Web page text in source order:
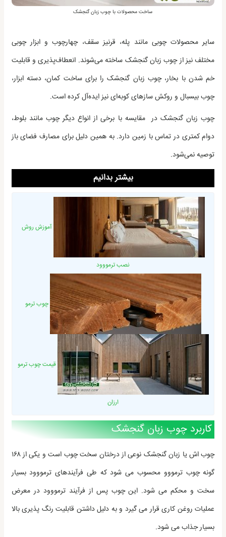
ساخت محصولات با چوب زبان گنجشک
سایر محصولات چوبی مانند پله، قرنیز سقف، چهارچوب و ابزار چوبی
مختلف نیز از چوب زبان گنجشک ساخته می‌شوند. انعطاف‌پذیری و قابلیت
خم شدن با بخار، چوب زبان گنجشک را برای ساخت کمان، دسته ابزار،
چوب بیسبال و روکش سازهای کوبه‌ای نیز ایده‌آل کرده است.
چوب زبان گنجشک در مقایسه با برخی از انواع دیگر چوب مانند بلوط،
دوام کمتری در تماس با زمین دارد. به همین دلیل برای مصارف فضای باز
توصیه نمی‌شود.
بیشتر بدانیم
آموزش روش
نصب ترمووود
چوب ترمو
قیمت چوب ترمو
ارزان
کاربرد چوب زبان گنجشک
چوب اش یا زبان گنجشک نوعی از درختان سخت چوب است و یکی از ۱۶۸
گونه چوب ترمووو محسوب می شود که طی فرآیندهای ترمووود بسیار
سخت و محکم می شود. این چوب پس از فرآیند ترمووود در معرض
عملیات روغن کاری قرار می گیرد و به دلیل داشتن قابلیت رنگ پذیری بالا
بسیار جذاب می شود.